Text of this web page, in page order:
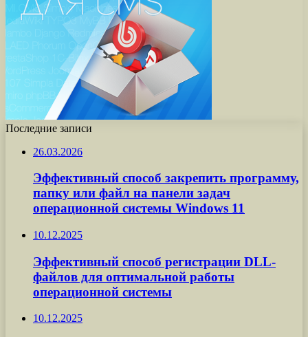
Последние записи
26.03.2026
Эффективный способ закрепить программу,
папку или файл на панели задач
операционной системы Windows 11
10.12.2025
Эффективный способ регистрации DLL-
файлов для оптимальной работы
операционной системы
10.12.2025